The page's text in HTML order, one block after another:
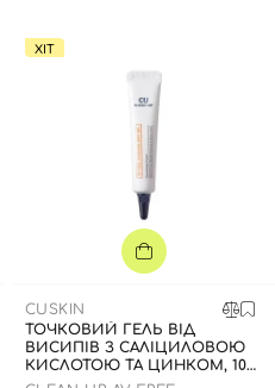
ХІТ
CUSKIN
ТОЧКОВИЙ ГЕЛЬ ВІД
ВИСИПІВ З САЛІЦИЛОВОЮ
КИСЛОТОЮ ТА ЦИНКОМ, 10
МЛ